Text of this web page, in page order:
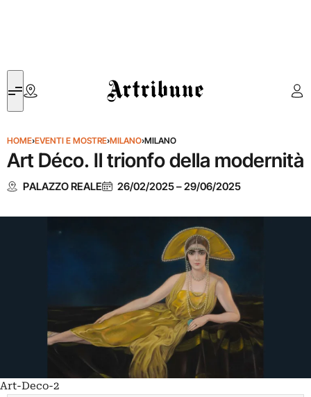
Artribune
HOME›EVENTI E MOSTRE›MILANO›MILANO
Art Déco. Il trionfo della modernità
PALAZZO REALE 26/02/2025–29/06/2025
Art-Deco-2